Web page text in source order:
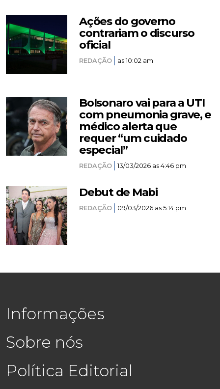
Ações do governo
contrariam o discurso
oficial
REDAÇÃO as 10:02 am
Bolsonaro vai para a UTI
com pneumonia grave, e
médico alerta que
requer “um cuidado
especial”
REDAÇÃO 13/03/2026 as 4:46 pm
Debut de Mabi
REDAÇÃO 09/03/2026 as 5:14 pm
Informações
Sobre nós
Política Editorial